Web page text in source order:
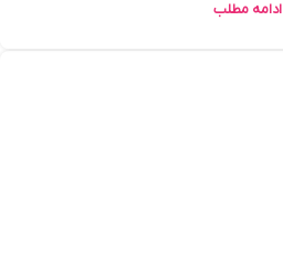
ادامه مطلب